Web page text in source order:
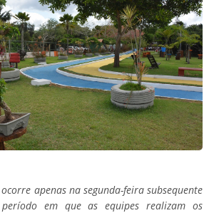
apenas na segunda-feira subsequente
em que as equipes realizam os